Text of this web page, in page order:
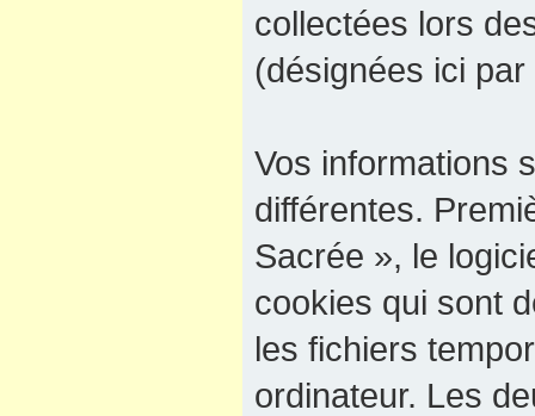
collectées lors
(désignées ici
Vos informations
différentes.
Sacrée », le
cookies qui sont
les fichiers
ordinateur. Les